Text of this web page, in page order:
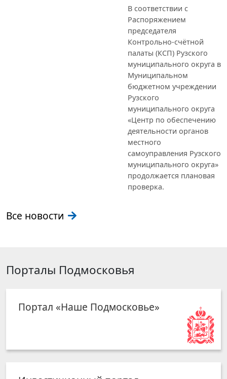
В соответствии с
Распоряжением
председателя
Контрольно-счётной
палаты (КСП) Рузского
муниципального округа в
Муниципальном
бюджетном учреждении
Рузского
муниципального округа
«Центр по обеспечению
деятельности органов
местного
самоуправления Рузского
муниципального округа»
продолжается плановая
проверка.
Все новости
Порталы Подмосковья
Портал «Наше Подмосковье»